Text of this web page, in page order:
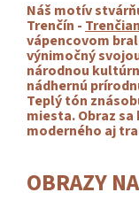
Náš motív
Trenčín -
vápencovom
výnimočný
národnou
nádhernú
Teplý tón
miesta. Obraz
moderného aj
OBRAZY